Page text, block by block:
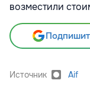
возместили
Источник Aif